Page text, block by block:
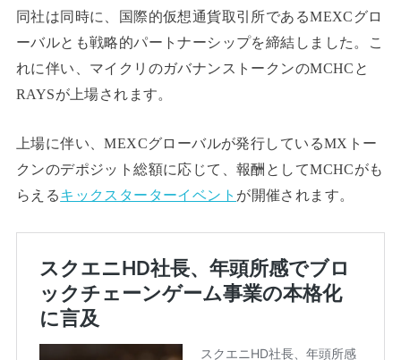
同社は同時に、国際的仮想通貨取引所であるMEXCグロ
ーバルとも戦略的パートナーシップを締結しました。こ
れに伴い、マイクリのガバナンストークンのMCHCと
RAYSが上場されます。
上場に伴い、MEXCグローバルが発行しているMXトー
クンのデポジット総額に応じて、報酬としてMCHCがも
らえるキックスターターイベント が開催されます。